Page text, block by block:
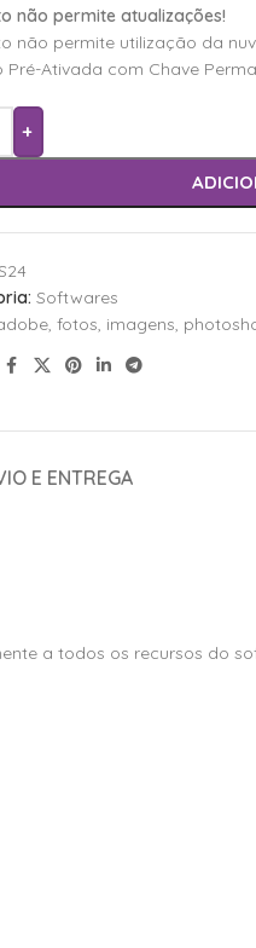
não permite atualizações!
não permite utilização da
Pré-Ativada com Chave
+
Softwares
, fotos, imagens,
E ENTREGA
a todos os recursos do